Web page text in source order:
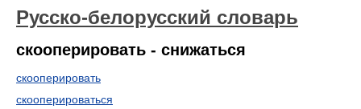
Русско-белорусский словарь
скооперировать - снижаться
скооперировать
скооперироваться